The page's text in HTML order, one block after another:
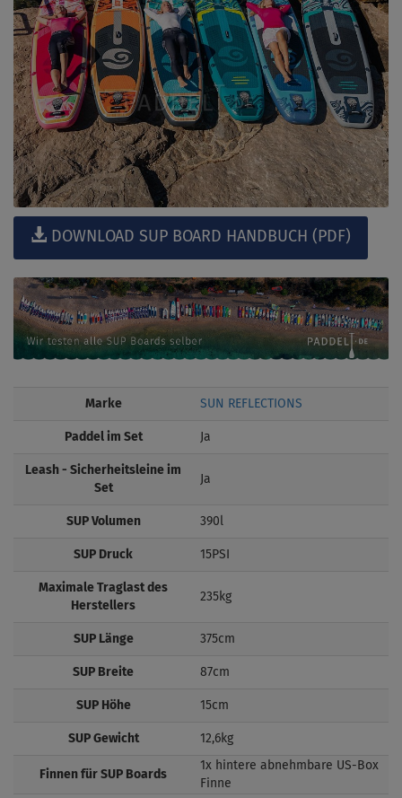
DOWNLOAD SUP BOARD HANDBUCH (PDF)
Marke SUN REFLECTIONS
Paddel im Set Ja
Leash - Sicherheitsleine im
Set
Ja
SUP Volumen 390l
SUP Druck 15PSI
Maximale Traglast des
Herstellers
235kg
SUP Länge 375cm
SUP Breite 87cm
SUP Höhe 15cm
SUP Gewicht 12,6kg
Finnen für SUP Boards
1x hintere abnehmbare US-Box
Finne